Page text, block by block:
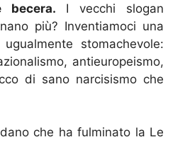
becera. I vecchi slogan
più? Inventiamoci una
stomachevole:
antieuropeismo,
di sano narcisismo che
che ha fulminato la Le